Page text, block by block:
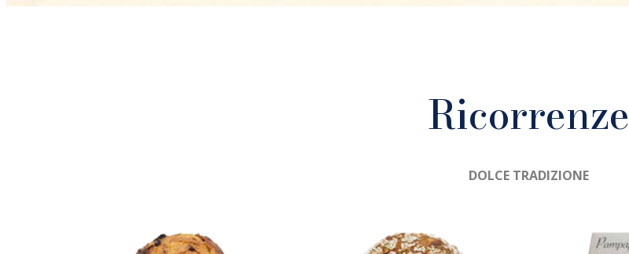
Ricorrenze
DOLCE TRADIZIONE